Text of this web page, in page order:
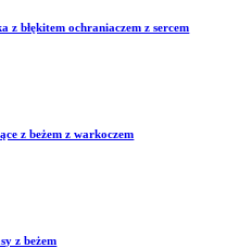
z błękitem ochraniaczem z sercem
z beżem z warkoczem
z beżem